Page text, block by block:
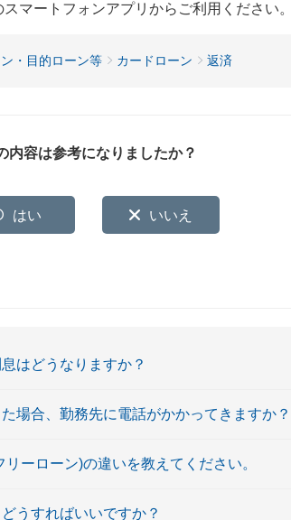
マートフォンアプリからご利用ください。
・目的ローン等 カードローン 返済
内容は参考になりましたか？
はい いいえ
はどうなりますか？
場合、勤務先に電話がかかってきますか？
ーローン)の違いを教えてください。
うすればいいですか？